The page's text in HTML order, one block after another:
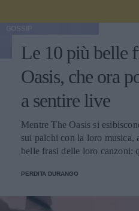
Le 10 più belle
Oasis, che ora
a sentire live
Mentre The Oasis si
sui palchi con la loro musica,
belle frasi delle loro canzoni:
PERDITA DURANGO